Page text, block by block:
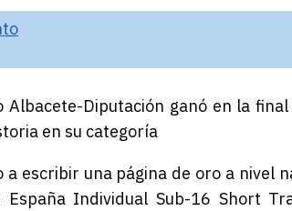
Diputación ganó en la final
en su categoría
escribir una página de oro a nivel
España Individual Sub-16 Short